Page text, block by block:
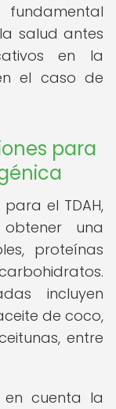
salud antes
en la
el caso de
para
el TDAH,
una
proteínas
incluyen
de coco,
entre
en cuenta la